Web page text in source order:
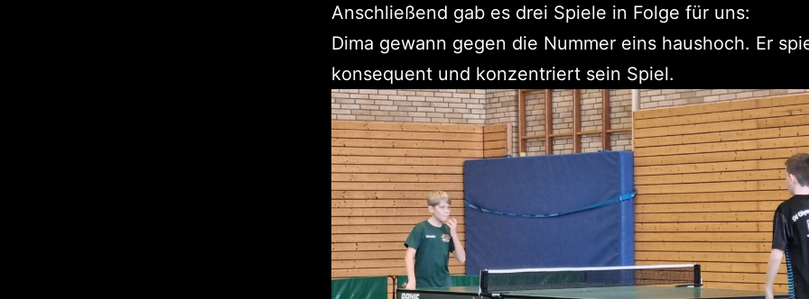
Anschließend gab es drei Spiele in Folge für uns:
Dima gewann gegen die Nummer eins haushoch. Er
konsequent und konzentriert sein Spiel.